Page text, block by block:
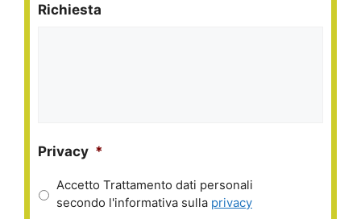
Richiesta
Privacy *
Accetto Trattamento dati personali
secondo l'informativa sulla privacy